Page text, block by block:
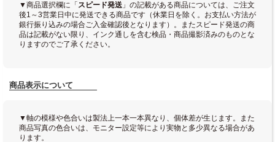
▼商品選択欄に「 スピード発送 」の記載がある商品については、ご注文
後1～3営業日中に発送できる商品です（休業日を除く。お支払い方法が
銀行振り込みの場合ご入金確認後となります）。またスピード発送の商
品は記載がない限り、インク通しを含む検品・商品撮影済みのものとな
りますのでご了承ください。
商品表示について
▼軸の模様や色合いは製法上一本一本異なり、個体差が生じます。また
商品写真の色合いは、モニター設定等により実物と多少異なる場合があ
ります。